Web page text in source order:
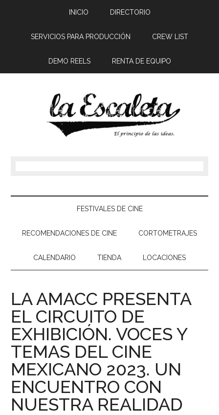
INICIO DIRECTORIO
SERVICIOS PARA PRODUCCIÓN CREW LIST
DEMO REELS RENTA DE EQUIPO
FESTIVALES DE CINE
RECOMENDACIONES DE CINE CORTOMETRAJES
CALENDARIO TIENDA LOCACIONES
LA AMACC PRESENTA
EL CIRCUITO DE
EXHIBICIÓN. VOCES Y
TEMAS DEL CINE
MEXICANO 2023. UN
ENCUENTRO CON
NUESTRA REALIDAD